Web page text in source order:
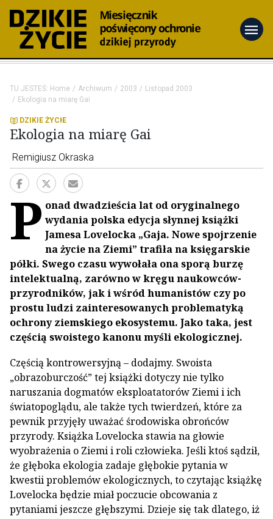
menu
TU JESTEŚ: Home Archiwum 2003
Listopad 2003
Ekologia na miarę Gai
DZIKIE ŻYCIE
Ekologia na miarę Gai
Remigiusz Okraska
P onad dwadzieścia lat od oryginalnego
wydania polska edycja słynnej książki
Jamesa Lovelocka „Gaja. Nowe spojrzenie
na życie na Ziemi” trafiła na księgarskie
półki. Swego czasu wywołała ona sporą burzę
intelektualną, zarówno w kręgu naukowców-
przyrodników, jak i wśród humanistów czy po
prostu ludzi zainteresowanych problematyką
ochrony ziemskiego ekosystemu. Jako taka, jest
częścią swoistego kanonu myśli ekologicznej.
Częścią kontrowersyjną – dodajmy. Swoista
„obrazoburczość” tej książki dotyczy nie tylko
naruszania dogmatów eksploatatorów Ziemi i ich
światopoglądu, ale także tych twierdzeń, które za
pewnik przyjęły uważać środowiska obrońców
przyrody. Książka Lovelocka stawia na głowie
wyobrażenia o Ziemi i roli człowieka. Jeśli ktoś sądził,
że głęboka ekologia zadaje głębokie pytania w
kwestii problemów ekologicznych, to czytając książkę
Lovelocka będzie miał poczucie obcowania z
pytaniami jeszcze głębszymi. Dzieje się tak dlatego, iż